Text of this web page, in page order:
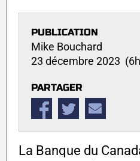
PUBLICATION
Mike Bouchard
23 décembre 2023
PARTAGER
La Banque du